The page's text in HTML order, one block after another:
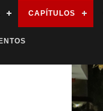
CAPÍTULOS